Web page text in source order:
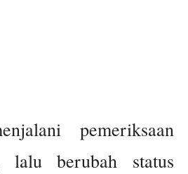
pemeriksaan
lalu berubah status